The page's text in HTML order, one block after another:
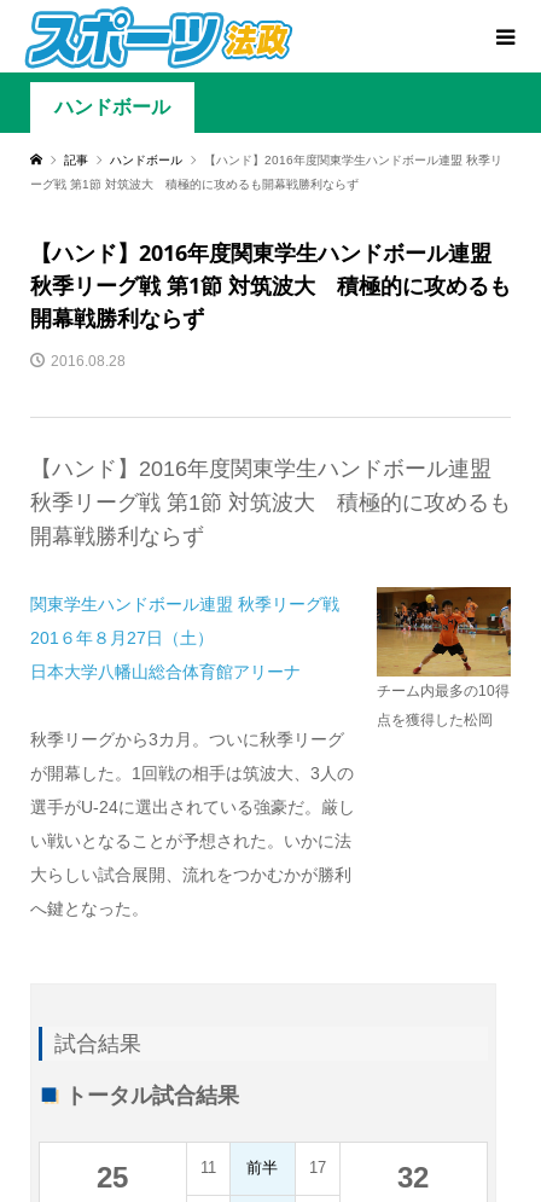
ハンドボール
記事 ハンドボール
【ハンド】2016年度関東学生ハンドボール連盟 秋季リ
ーグ戦 第1節 対筑波大 積極的に攻めるも開幕戦勝利ならず
【ハンド】2016年度関東学生ハンドボール連盟
秋季リーグ戦 第1節 対筑波大 積極的に攻めるも
開幕戦勝利ならず
2016.08.28
【ハンド】2016年度関東学生ハンドボール連盟
秋季リーグ戦 第1節 対筑波大 積極的に攻めるも
開幕戦勝利ならず
関東学生ハンドボール連盟 秋季リーグ戦
201６年８月27日（土）
日本大学八幡山総合体育館アリーナ
秋季リーグから3カ月。ついに秋季リーグ
が開幕した。1回戦の相手は筑波大、3人の
選手がU-24に選出されている強豪だ。厳し
い戦いとなることが予想された。いかに法
大らしい試合展開、流れをつかむかが勝利
へ鍵となった。
チーム内最多の10得
点を獲得した松岡
試合結果
トータル試合結果
25 11 前半 17 32